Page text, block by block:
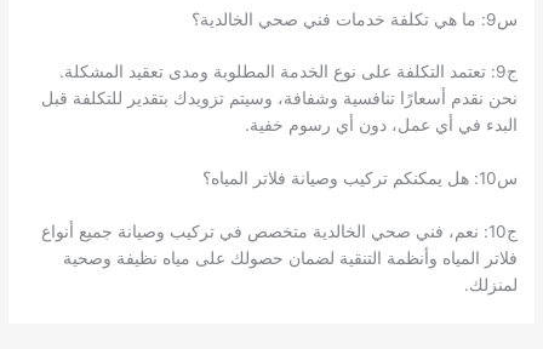
س9: ما هي تكلفة خدمات فني صحي الخالدية؟
ج9: تعتمد التكلفة على نوع الخدمة المطلوبة ومدى تعقيد المشكلة.
نحن نقدم أسعارًا تنافسية وشفافة، وسيتم تزويدك بتقدير للتكلفة قبل
البدء في أي عمل، دون أي رسوم خفية.
س10: هل يمكنكم تركيب وصيانة فلاتر المياه؟
ج10: نعم، فني صحي الخالدية متخصص في تركيب وصيانة جميع أنواع
فلاتر المياه وأنظمة التنقية لضمان حصولك على مياه نظيفة وصحية
لمنزلك.